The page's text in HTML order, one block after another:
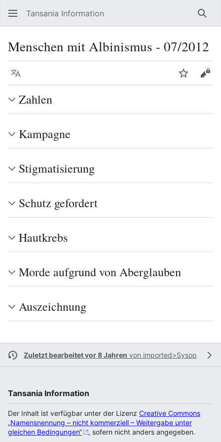
Tansania Information
Menschen mit Albinismus - 07/2012
Sprache
Zahlen
Kampagne
Stigmatisierung
Schutz gefordert
Hautkrebs
Morde aufgrund von Aberglauben
Auszeichnung
Zuletzt bearbeitet vor 8 Jahren von imported>Sysop
Tansania Information
Der Inhalt ist verfügbar unter der Lizenz Creative Commons
„Namensnennung – nicht kommerziell – Weitergabe unter
gleichen Bedingungen“
, sofern nicht anders angegeben.